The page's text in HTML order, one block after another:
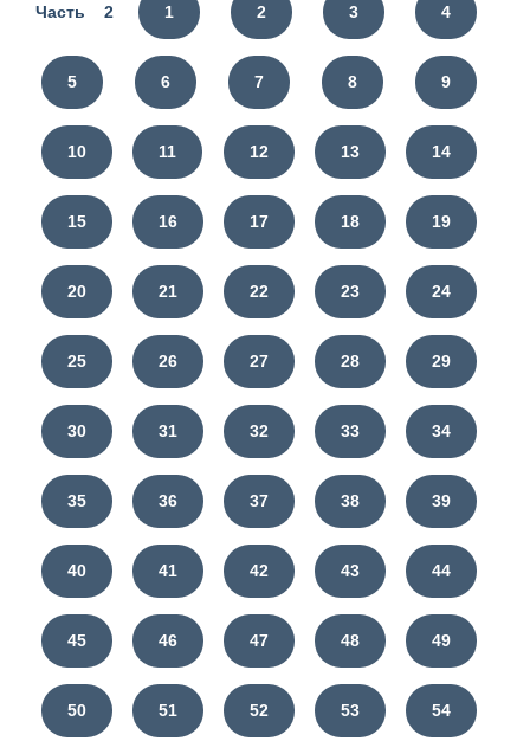
Часть 2 1 2 3 4
5 6 7 8 9
10 11 12 13 14
15 16 17 18 19
20 21 22 23 24
25 26 27 28 29
30 31 32 33 34
35 36 37 38 39
40 41 42 43 44
45 46 47 48 49
50 51 52 53 54